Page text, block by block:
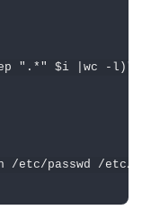
" .* " $i |wc -l)"
/etc/ passwd /etc/